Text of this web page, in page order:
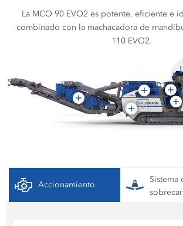
La MCO 90 EVO2 es potente, eficiente e
combinado con la machacadora de
110 EVO2.
Accionamiento
Sistema